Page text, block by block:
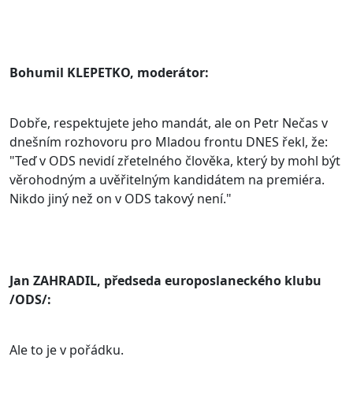
Bohumil KLEPETKO, moderátor:
Dobře, respektujete jeho mandát, ale on Petr Nečas v
dnešním rozhovoru pro Mladou frontu DNES řekl, že:
"Teď v ODS nevidí zřetelného člověka, který by mohl být
věrohodným a uvěřitelným kandidátem na premiéra.
Nikdo jiný než on v ODS takový není."
Jan ZAHRADIL, předseda europoslaneckého klubu
/ODS/:
Ale to je v pořádku.